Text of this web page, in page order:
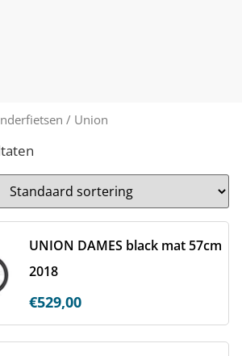
/ Union
UNION DAMES black mat 57cm
2018
€529,00